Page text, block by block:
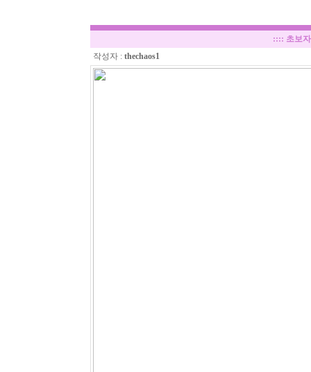
:::: 초보
작성자 : thechaos1